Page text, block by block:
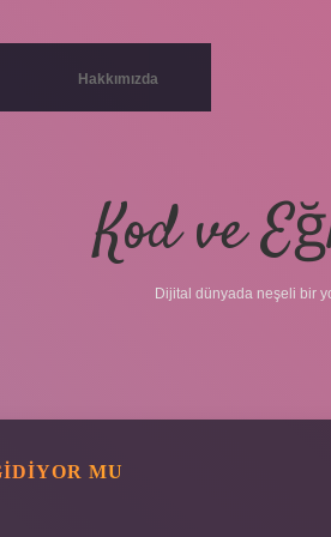
Hakkımızda
Kod ve
Dijital dünyada neşeli bir
MU